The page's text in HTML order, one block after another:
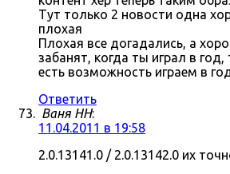
Тут только 2 новости одна
плохая
Плохая все догадались, а
забанят, когда ты играл в год,
есть возможность играем в
Ответить
Ваня НН:
11.04.2011 в 19:58
2.0.13141.0 / 2.0.13142.0 их